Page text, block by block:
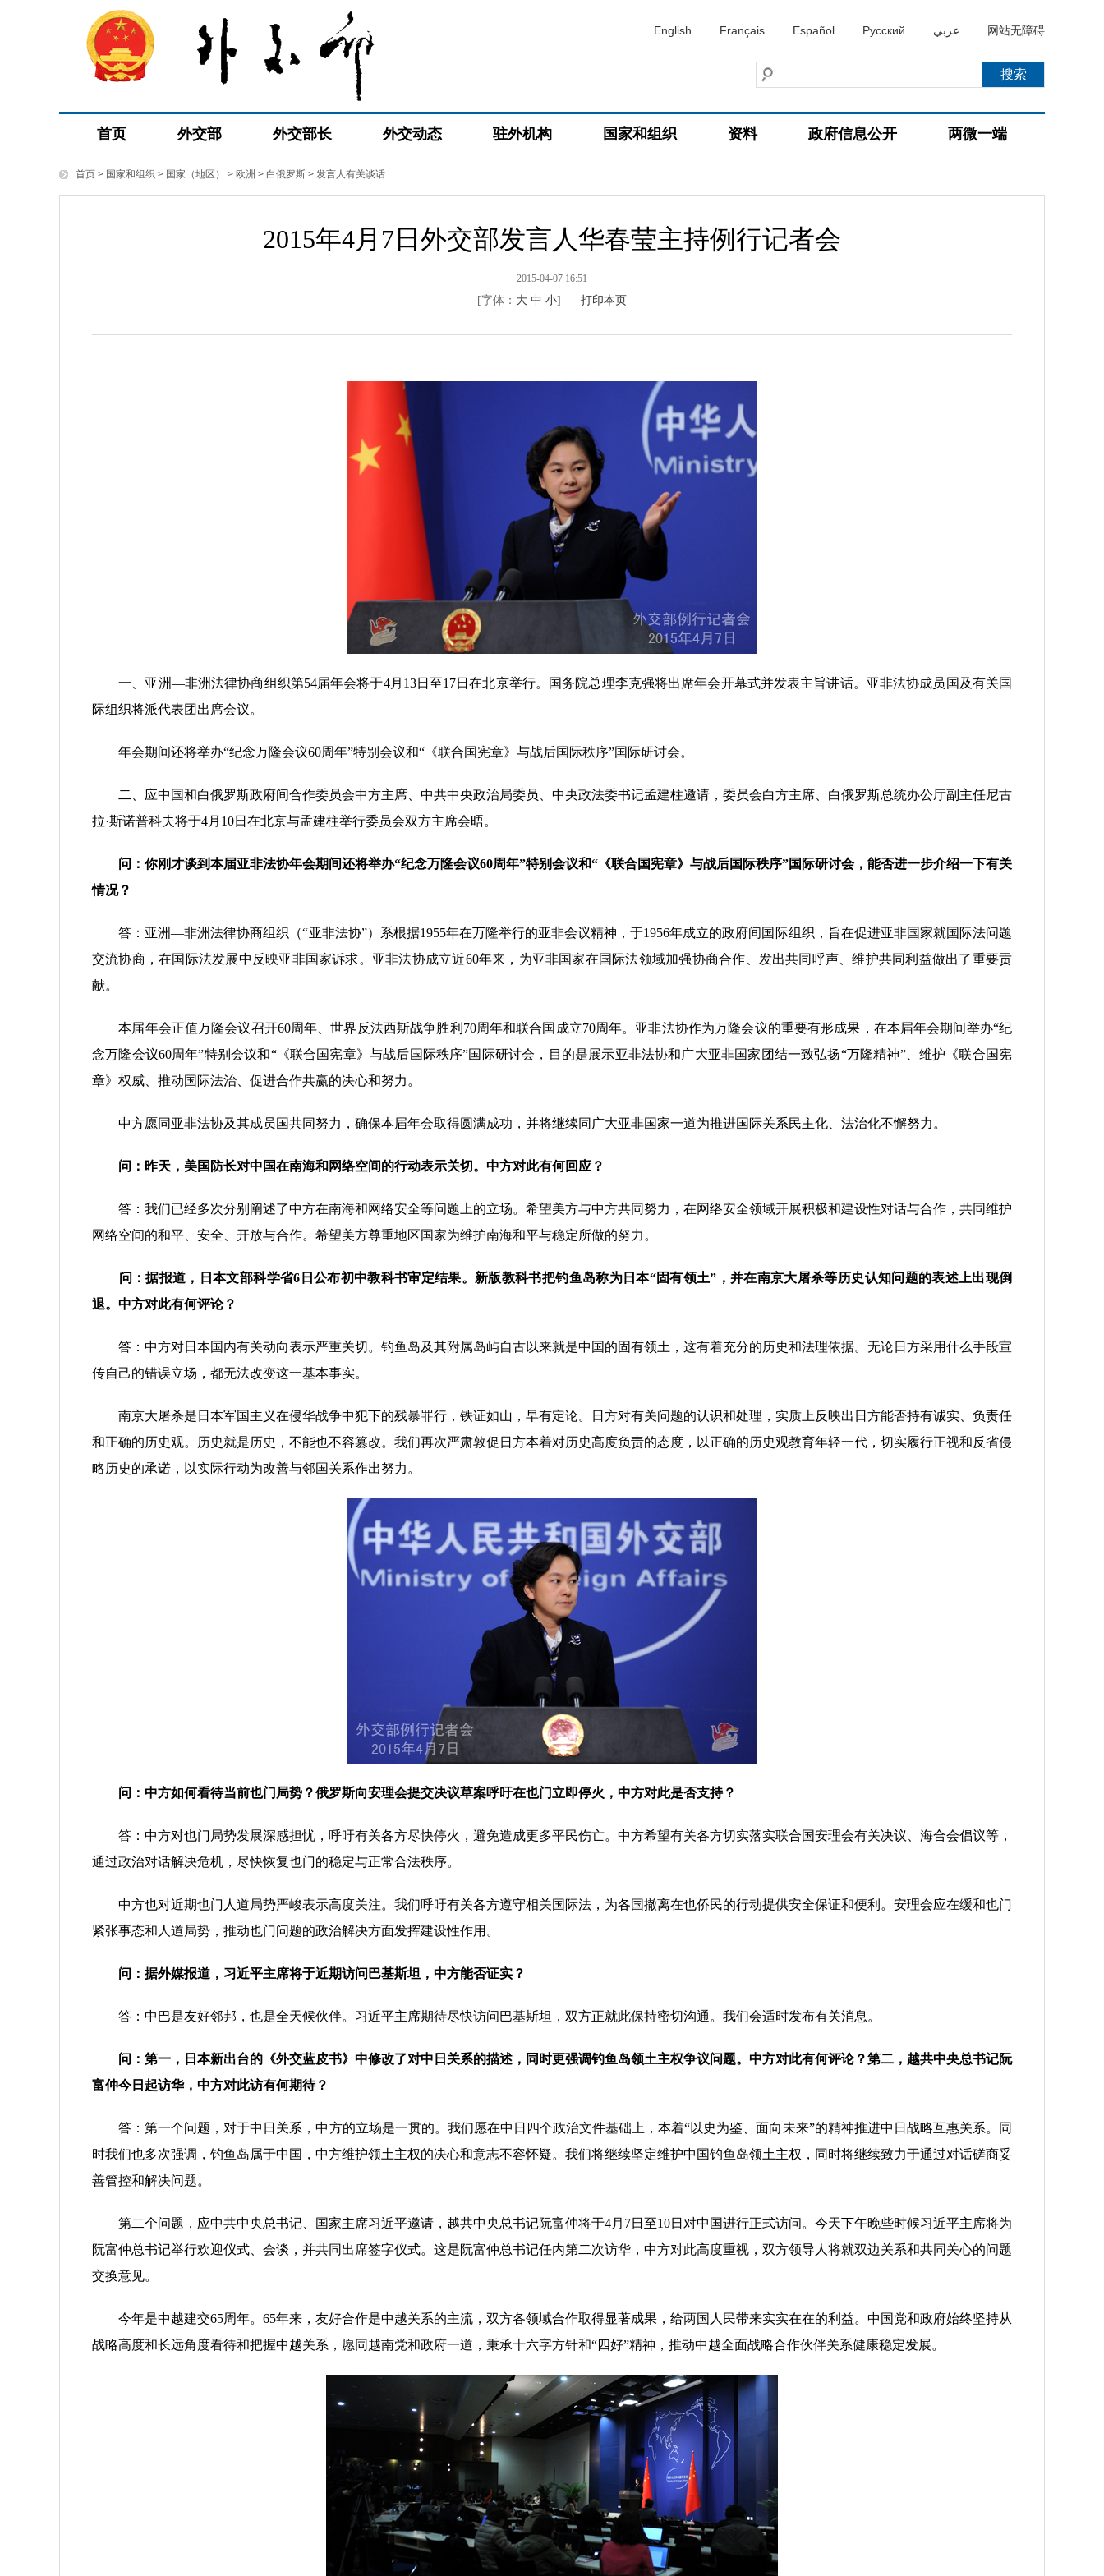
English Français Español Русский عربي 网站无障碍
首页 外交部 外交部长 外交动态 驻外机构 国家和组织 资料 政府信息公开 两微一端
首页 > 国家和组织 > 国家（地区） > 欧洲 > 白俄罗斯 > 发言人有关谈话
2015年4月7日外交部发言人华春莹主持例行记者会
2015-04-07 16:51
[字体： 大 中 小] 打印本页
一、亚洲—非洲法律协商组织第54届年会将于4月13日至17日在北京举行。国务院总理李克强将出席年会开幕式并发表主旨讲话。亚非法协成员国及有关国
际组织将派代表团出席会议。
年会期间还将举办“纪念万隆会议60周年”特别会议和“《联合国宪章》与战后国际秩序”国际研讨会。
二、应中国和白俄罗斯政府间合作委员会中方主席、中共中央政治局委员、中央政法委书记孟建柱邀请，委员会白方主席、白俄罗斯总统办公厅副主任尼古
拉·斯诺普科夫将于4月10日在北京与孟建柱举行委员会双方主席会晤。
问： 你刚才谈到本届亚非法协年会期间还将举办“纪念万隆会议60周年”特别会议和“《联合国宪章》与战后国际秩序”国际研讨会，能否进一步介绍一下有关
情况？
答：亚洲—非洲法律协商组织（“亚非法协”）系根据1955年在万隆举行的亚非会议精神，于1956年成立的政府间国际组织，旨在促进亚非国家就国际法问题
交流协商，在国际法发展中反映亚非国家诉求。亚非法协成立近60年来，为亚非国家在国际法领域加强协商合作、发出共同呼声、维护共同利益做出了重要贡
献。
本届年会正值万隆会议召开60周年、世界反法西斯战争胜利70周年和联合国成立70周年。亚非法协作为万隆会议的重要有形成果，在本届年会期间举办“纪
念万隆会议60周年”特别会议和“《联合国宪章》与战后国际秩序”国际研讨会，目的是展示亚非法协和广大亚非国家团结一致弘扬“万隆精神”、维护《联合国宪
章》权威、推动国际法治、促进合作共赢的决心和努力。
中方愿同亚非法协及其成员国共同努力，确保本届年会取得圆满成功，并将继续同广大亚非国家一道为推进国际关系民主化、法治化不懈努力。
问：昨天，美国防长对中国在南海和网络空间的行动表示关切。中方对此有何回应？
答：我们已经多次分别阐述了中方在南海和网络安全等问题上的立场。希望美方与中方共同努力，在网络安全领域开展积极和建设性对话与合作，共同维护
网络空间的和平、安全、开放与合作。希望美方尊重地区国家为维护南海和平与稳定所做的努力。
问：据报道，日本文部科学省6日公布初中教科书审定结果。新版教科书把钓鱼岛称为日本“固有领土”，并在南京大屠杀等历史认知问题的表述上出现倒
退。中方对此有何评论？
答：中方对日本国内有关动向表示严重关切。钓鱼岛及其附属岛屿自古以来就是中国的固有领土，这有着充分的历史和法理依据。无论日方采用什么手段宣
传自己的错误立场，都无法改变这一基本事实。
南京大屠杀是日本军国主义在侵华战争中犯下的残暴罪行，铁证如山，早有定论。日方对有关问题的认识和处理，实质上反映出日方能否持有诚实、负责任
和正确的历史观。历史就是历史，不能也不容篡改。我们再次严肃敦促日方本着对历史高度负责的态度，以正确的历史观教育年轻一代，切实履行正视和反省侵
略历史的承诺，以实际行动为改善与邻国关系作出努力。
问：中方如何看待当前也门局势？俄罗斯向安理会提交决议草案呼吁在也门立即停火，中方对此是否支持？
答：中方对也门局势发展深感担忧，呼吁有关各方尽快停火，避免造成更多平民伤亡。中方希望有关各方切实落实联合国安理会有关决议、海合会倡议等，
通过政治对话解决危机，尽快恢复也门的稳定与正常合法秩序。
中方也对近期也门人道局势严峻表示高度关注。我们呼吁有关各方遵守相关国际法，为各国撤离在也侨民的行动提供安全保证和便利。安理会应在缓和也门
紧张事态和人道局势，推动也门问题的政治解决方面发挥建设性作用。
问：据外媒报道，习近平主席将于近期访问巴基斯坦，中方能否证实？
答：中巴是友好邻邦，也是全天候伙伴。习近平主席期待尽快访问巴基斯坦，双方正就此保持密切沟通。我们会适时发布有关消息。
问：第一，日本新出台的《外交蓝皮书》中修改了对中日关系的描述，同时更强调钓鱼岛领土主权争议问题。中方对此有何评论？第二，越共中央总书记阮
富仲今日起访华，中方对此访有何期待？
答：第一个问题，对于中日关系，中方的立场是一贯的。我们愿在中日四个政治文件基础上，本着“以史为鉴、面向未来”的精神推进中日战略互惠关系。同
时我们也多次强调，钓鱼岛属于中国，中方维护领土主权的决心和意志不容怀疑。我们将继续坚定维护中国钓鱼岛领土主权，同时将继续致力于通过对话磋商妥
善管控和解决问题。
第二个问题，应中共中央总书记、国家主席习近平邀请，越共中央总书记阮富仲将于4月7日至10日对中国进行正式访问。今天下午晚些时候习近平主席将为
阮富仲总书记举行欢迎仪式、会谈，并共同出席签字仪式。这是阮富仲总书记任内第二次访华，中方对此高度重视，双方领导人将就双边关系和共同关心的问题
交换意见。
今年是中越建交65周年。65年来，友好合作是中越关系的主流，双方各领域合作取得显著成果，给两国人民带来实实在在的利益。中国党和政府始终坚持从
战略高度和长远角度看待和把握中越关系，愿同越南党和政府一道，秉承十六字方针和“四好”精神，推动中越全面战略合作伙伴关系健康稳定发展。